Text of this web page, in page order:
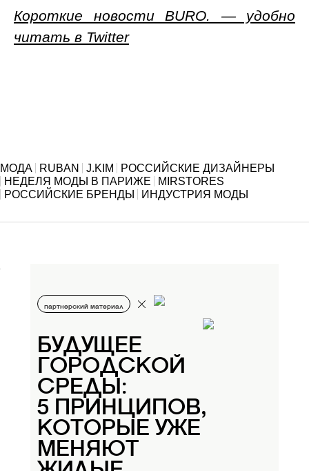
Короткие новости BURO. — удобно
читать в Twitter
МОДА RUBAN J.KIM
РОССИЙСКИЕ ДИЗАЙНЕРЫ
НЕДЕЛЯ МОДЫ В ПАРИЖЕ
MIRSTORES
РОССИЙСКИЕ БРЕНДЫ
ИНДУСТРИЯ МОДЫ
партнерский материал
БУДУЩЕЕ
ГОРОДСКОЙ
СРЕДЫ:
5 ПРИНЦИПОВ,
КОТОРЫЕ УЖЕ
МЕНЯЮТ